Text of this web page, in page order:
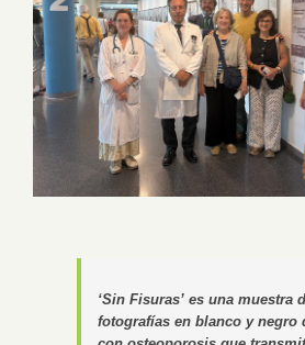
‘Sin Fisuras’ es una muestra
fotografías en blanco y negro